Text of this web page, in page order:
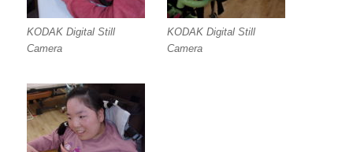
KODAK Digital Still
Camera
KODAK Digital Still
Camera